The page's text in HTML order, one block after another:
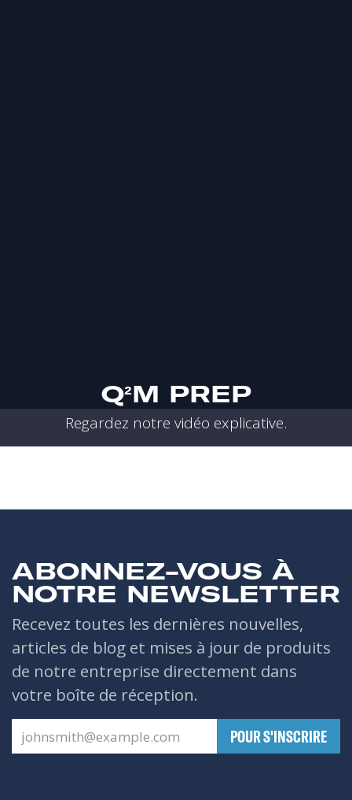
Q²M PREP
Regardez notre vidéo explicative.
ABONNEZ-VOUS À
NOTRE NEWSLETTER
Recevez toutes les dernières nouvelles,
articles de blog et mises à jour de produits
de notre entreprise directement dans
votre boîte de réception.
​POUR S'INSCRIRE